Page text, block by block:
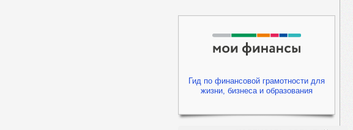
Гид по финансовой грамотности для
жизни, бизнеса и образования